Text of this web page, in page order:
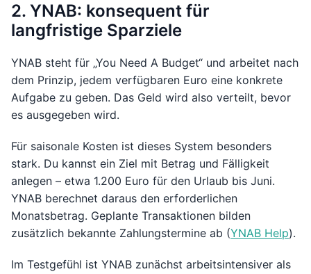
2. YNAB: konsequent für
langfristige Sparziele
YNAB steht für „You Need A Budget“ und arbeitet nach
dem Prinzip, jedem verfügbaren Euro eine konkrete
Aufgabe zu geben. Das Geld wird also verteilt, bevor
es ausgegeben wird.
Für saisonale Kosten ist dieses System besonders
stark. Du kannst ein Ziel mit Betrag und Fälligkeit
anlegen – etwa 1.200 Euro für den Urlaub bis Juni.
YNAB berechnet daraus den erforderlichen
Monatsbetrag. Geplante Transaktionen bilden
zusätzlich bekannte Zahlungstermine ab (YNAB Help).
Im Testgefühl ist YNAB zunächst arbeitsintensiver als